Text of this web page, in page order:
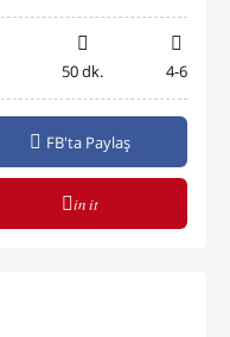
50 dk. 4-6
FB'ta Paylaş
in it